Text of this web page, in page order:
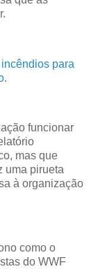
para
.
funcionar
mas que
uma pirueta
à organização
como o
do WWF